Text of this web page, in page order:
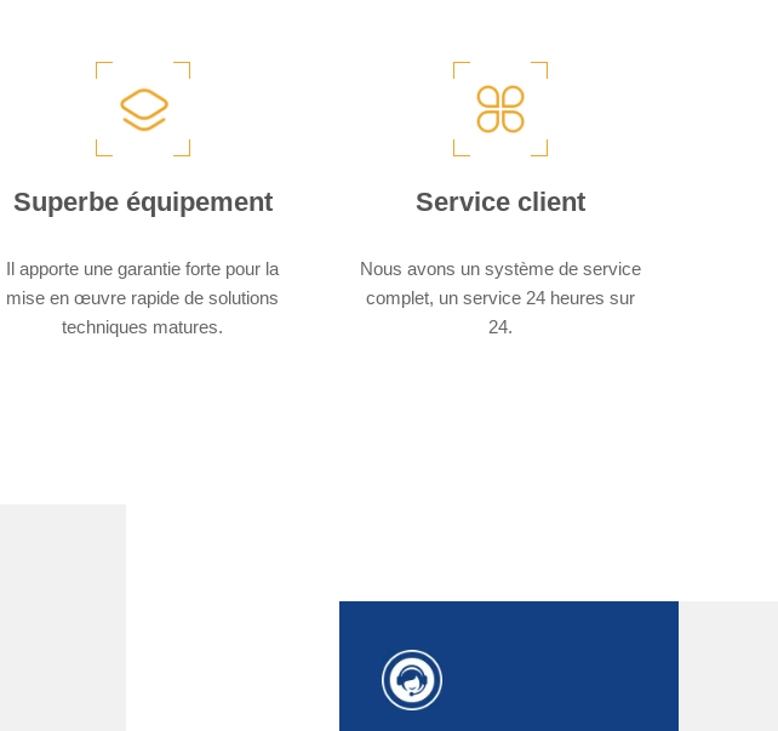
Ruian Ruiting Machinery Co., LTD créée en 2015, notre usine est située dans la ville de
Superbe équipement
Il apporte une garantie forte pour la
mise en œuvre rapide de solutions
techniques matures.
Service client
Nous avons un système de service
complet, un service 24 heures sur
24.